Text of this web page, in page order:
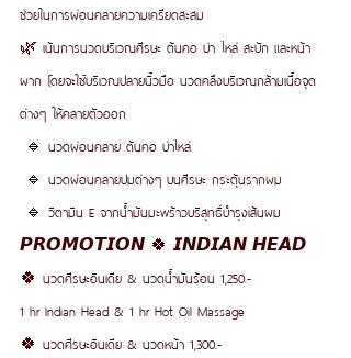
ช่วยในการผ่อนคลายความเครียดสะสม
🌿 เน้นการนวดบริเวณศีรษะ ต้นคอ บ่า ไหล่ สะบัก และหน้า
ผาก โดยจะใช้บริเวณปลายนิ้วมือ นวดคลึงบริเวณกล้ามเนื้อจุด
ต่างๆ ให้คลายตัวออก
🔹 นวดผ่อนคลาย ต้นคอ บ่าไหล่
🔹 นวดผ่อนคลายปมต่างๆ บนศีรษะ กระตุ้นรากผม
🔹 วิตามิน E จากน้ำมันมะพร้าวบริสุทธิ์บำรุงเส้นผม
𝙋𝙍𝙊𝙈𝙊𝙏𝙄𝙊𝙉 🍀 𝙄𝙉𝘿𝙄𝘼𝙉 𝙃𝙀𝘼𝘿
🍀 นวดศีรษะอินเดีย & นวดน้ำมันร้อน 1,250.-
1 hr Indian Head & 1 hr Hot Oil Massage
🍀 นวดศีรษะอินเดีย & นวดหน้า 1,300.-